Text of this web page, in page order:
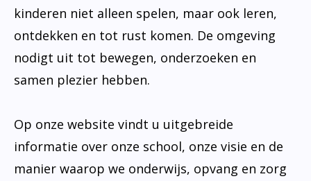
kinderen niet alleen spelen, maar ook leren,
ontdekken en tot rust komen. De omgeving
nodigt uit tot bewegen, onderzoeken en
samen plezier hebben.
Op onze website vindt u uitgebreide
informatie over onze school, onze visie en de
manier waarop we onderwijs, opvang en zorg